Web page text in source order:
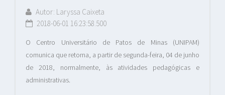
Autor: Laryssa Caixeta
2018-06-01 16:23:58.500
O Centro Universitário de Patos de Minas (UNIPAM)
comunica que retorna, a partir de segunda-feira, 04 de junho
de 2018, normalmente, às atividades pedagógicas e
administrativas.